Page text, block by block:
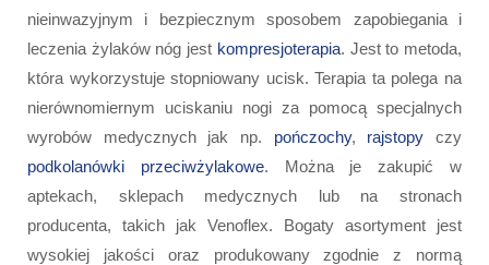
nieinwazyjnym i bezpiecznym sposobem zapobiegania i
leczenia żylaków nóg jest kompresjoterapia. Jest to metoda,
która wykorzystuje stopniowany ucisk. Terapia ta polega na
nierównomiernym uciskaniu nogi za pomocą specjalnych
wyrobów medycznych jak np. pończochy, rajstopy czy
podkolanówki przeciwżylakowe. Można je zakupić w
aptekach, sklepach medycznych lub na stronach
producenta, takich jak Venoflex. Bogaty asortyment jest
wysokiej jakości oraz produkowany zgodnie z normą